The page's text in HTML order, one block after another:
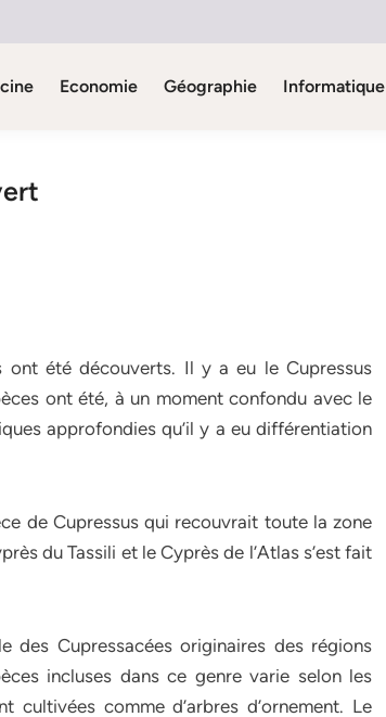
Economie Géographie Informatique
ont été découverts. Il y a eu le Cupressus
ont été, à un moment confondu avec le
approfondies qu’il y a eu différentiation
de Cupressus qui recouvrait toute la zone
du Tassili et le Cyprès de l’Atlas s’est fait
des Cupressacées originaires des régions
incluses dans ce genre varie selon les
comme d’arbres d’ornement. Le